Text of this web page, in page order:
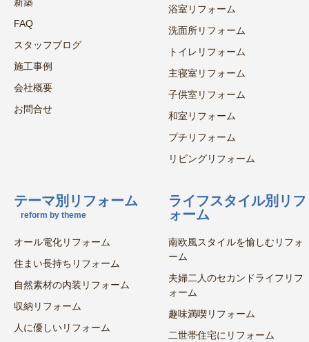
FAQ
スタッフブログ
施工事例
会社概要
お問合せ
浴室リフォーム
洗面所リフォーム
トイレリフォーム
主寝室リフォーム
子供室リフォーム
和室リフォーム
プチリフォーム
リビングリフォーム
テーマ別リフォーム
reform by theme
オール電化リフォーム
住まい長持ちリフォーム
自然素材の内装リフォーム
収納リフォーム
人に優しいリフォーム
ライフスタイル別リフ
ォーム
南欧風スタイルを愉しむリフォ
ーム
夫婦二人のセカンドライフリフ
ォーム
趣味満喫リフォーム
二世帯住宅にリフォーム